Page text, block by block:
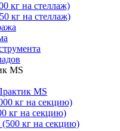
кг на стеллаж)
кг на стеллаж)
MS
MS
кг на секцию)
кг на секцию)
(500 кг на секцию)